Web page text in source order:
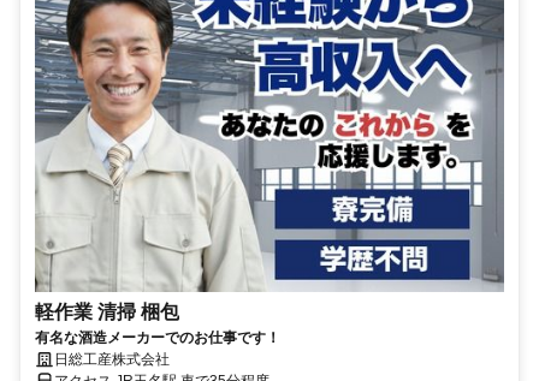
軽作業 清掃 梱包
有名な酒造メーカーでのお仕事です！
日総工産株式会社